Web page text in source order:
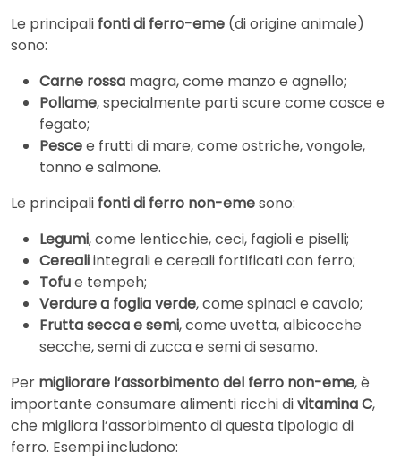
Le principali fonti di ferro-eme (di origine animale)
sono:
Carne rossa magra, come manzo e agnello;
Pollame, specialmente parti scure come cosce e
fegato;
Pescee frutti di mare, come ostriche, vongole,
tonno e salmone.
Le principali fonti di ferro non-emesono:
Legumi, come lenticchie, ceci, fagioli e piselli;
Cerealiintegrali e cereali fortificati con ferro;
Tofue tempeh;
Verdure a foglia verde, come spinaci e cavolo;
Frutta secca e semi, come uvetta, albicocche
secche, semi di zucca e semi di sesamo.
Per migliorare l’assorbimento del ferro non-eme, è
importante consumare alimenti ricchi divitamina C,
che migliora l’assorbimento di questa tipologia di
ferro. Esempi includono: